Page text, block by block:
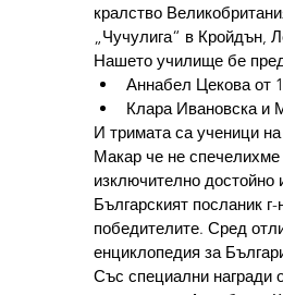
кралство
„Чучулига“ в Кройдън,
Нашето училище бе
Аннабел Цекова от
Клара Ивановска и
И тримата са ученици
Макар че не
изключително достойно
Българският посланик
победителите. Сред
енциклопедия за
Със специални награди